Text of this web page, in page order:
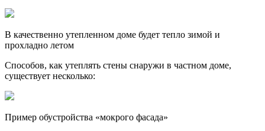
В качественно утепленном доме будет тепло зимой и
прохладно летом
Способов, как утеплять стены снаружи в частном доме,
существует несколько:
Пример обустройства «мокрого фасада»